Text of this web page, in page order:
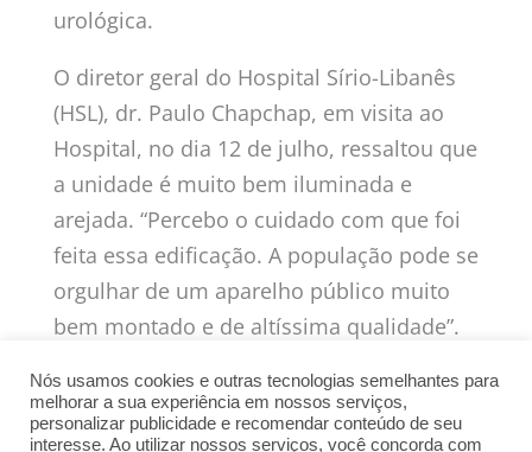
urológica.
O diretor geral do Hospital Sírio-Libanês
(HSL), dr. Paulo Chapchap, em visita ao
Hospital, no dia 12 de julho, ressaltou que
a unidade é muito bem iluminada e
arejada. “Percebo o cuidado com que foi
feita essa edificação. A população pode se
orgulhar de um aparelho público muito
bem montado e de altíssima qualidade”.
Mendanha, o médico assinou um
convênio de gestão por resultados.
Nós usamos cookies e outras tecnologias semelhantes para
melhorar a sua experiência em nossos serviços,
personalizar publicidade e recomendar conteúdo de seu
interesse. Ao utilizar nossos serviços, você concorda com